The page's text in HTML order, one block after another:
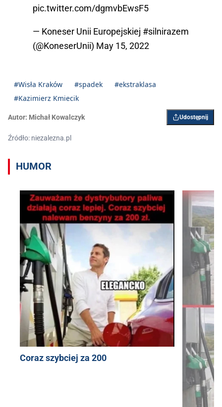
pic.twitter.com/dgmvbEwsF5
— Koneser Unii Europejskiej #silnirazem
(@KoneserUnii) May 15, 2022
#Wisła Kraków #spadek
#ekstraklasa
#Kazimierz Kmiecik
Autor: Michał Kowalczyk Udostępnij
Źródło: niezalezna.pl
HUMOR
Coraz szybciej za 200